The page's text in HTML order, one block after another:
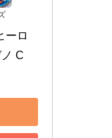
ーロ
C